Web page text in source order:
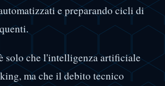
e preparando cicli di
solo che l'intelligenza artificiale
ma che il debito tecnico